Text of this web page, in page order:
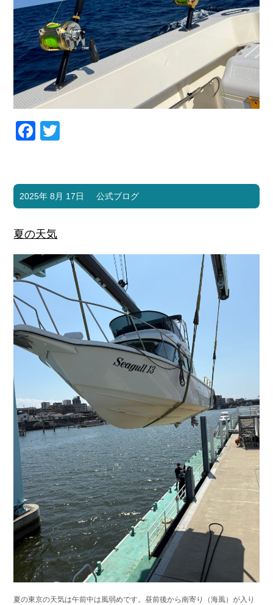
Facebook
2025年 8月 17日 公式ブログ
夏の天気
夏の東京の天気は午前中は風弱めです。昼前後から南寄り（海風）が入り